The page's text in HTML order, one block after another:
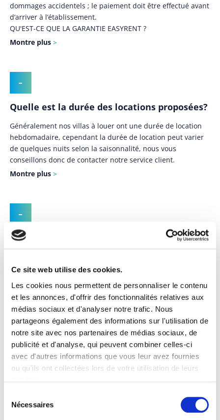
Ce site web utilise des cookies.
Les cookies nous permettent de personnaliser le contenu
et les annonces, d'offrir des fonctionnalités relatives aux
médias sociaux et d'analyser notre trafic. Nous
partageons également des informations sur l'utilisation de
notre site avec nos partenaires de médias sociaux, de
publicité et d'analyse, qui peuvent combiner celles-ci
avec d'autres informations que vous leur avez fournies
ou qu'ils ont collectées lors de votre utilisation de leurs
Nécessaires
dommages accidentels ; le paiement doit être effectué avant
d’arriver à l’établissement.
QU'EST-CE QUE LA GARANTIE EASYRENT ?
Montre plus
Quelle est la durée des locations proposées?
Généralement nos villas à louer ont une durée de location
hebdomadaire, cependant la durée de location peut varier
de quelques nuits selon la saisonnalité, nous vous
conseillons donc de contacter notre service client.
Montre plus
Qui est Apuliarentals?
de maisons de vacances dans la région du Haut Salento et
de plaisir. Nos clients pourront choisir entre la location ou la
vente de villas en bord de mer à Ostuni, de villas à la
campagne ou de maisons à louer dans le centre historique
de la Ville Blanche ; Des vacances dans des fermes de rêve,
de luxueuses villas historiques et d'anciennes fermes à
louer pour un séjour plein de charme et de tradition.
Montre plus